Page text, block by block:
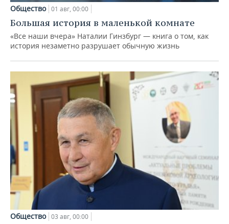
Общество 01 авг, 00:00
Большая история в маленькой комнате
«Все наши вчера» Наталии Гинзбург — книга о том, как
история незаметно разрушает обычную жизнь
Общество 03 авг, 00:00